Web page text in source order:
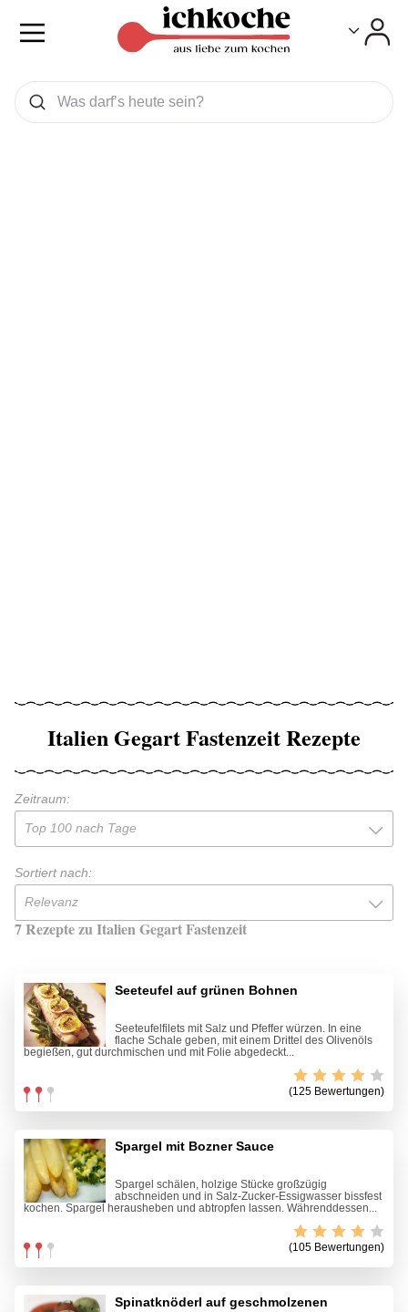
Was wollen Sie suchen
Suchen
Italien Gegart Fastenzeit Rezepte
Zeitraum:
Top 100 nach Tage
Sortiert nach:
Relevanz
7 Rezepte zu Italien Gegart Fastenzeit
Seeteufel auf grünen Bohnen
Seeteufelfilets mit Salz und Pfeffer würzen. In eine
flache Schale geben, mit einem Drittel des Olivenöls
begießen, gut durchmischen und mit Folie abgedeckt...
(125 Bewertungen)
Spargel mit Bozner Sauce
Spargel schälen, holzige Stücke großzügig
abschneiden und in Salz-Zucker-Essigwasser bissfest
kochen. Spargel herausheben und abtropfen lassen. Währenddessen...
(105 Bewertungen)
Spinatknöderl auf geschmolzenen